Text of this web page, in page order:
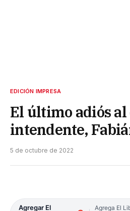
EDICIÓN IMPRESA
El último adiós al
intendente,
5 de octubre de 2022
Agregar El
Agrega El